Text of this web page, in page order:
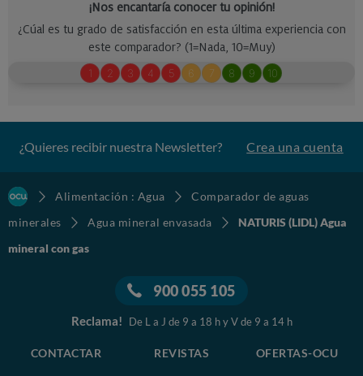
¿Quieres recibir nuestra Newsletter? Crea una cuenta
Alimentación : Agua
Comparador de aguas
minerales
Agua mineral envasada
NATURIS (LIDL) Agua
mineral con gas
900 055 105
Reclama! De L a J de 9 a 18 h y V de 9 a 14 h
CONTACTAR REVISTAS OFERTAS-OCU